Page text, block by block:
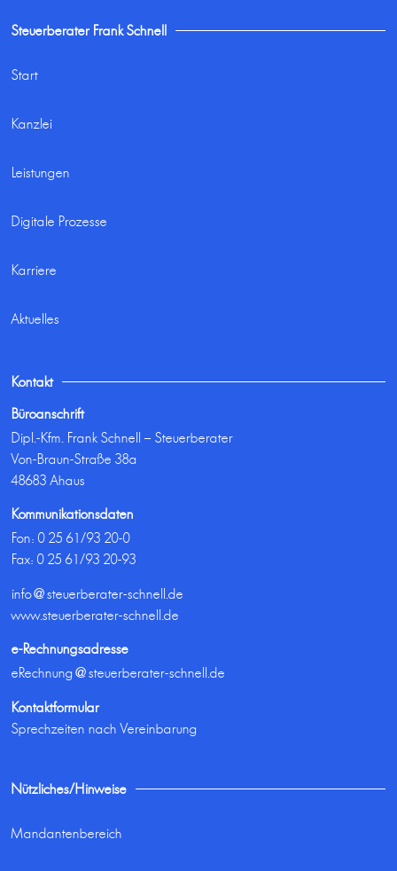
Steuerberater Frank Schnell
Start
Kanzlei
Leistungen
Digitale Prozesse
Karriere
Aktuelles
Kontakt
Büroanschrift
Dipl.-Kfm. Frank Schnell – Steuerberater
Von-Braun-Straße 38a
48683 Ahaus
Kommunikationsdaten
Fon:0 25 61/93 20-0
Fax: 0 25 61/93 20-93
info@steuerberater-schnell.de
www.steuerberater-schnell.de
e-Rechnungsadresse
eRechnung@steuerberater-schnell.de
Kontaktformular
Sprechzeiten nach Vereinbarung
Nützliches/Hinweise
Mandantenbereich